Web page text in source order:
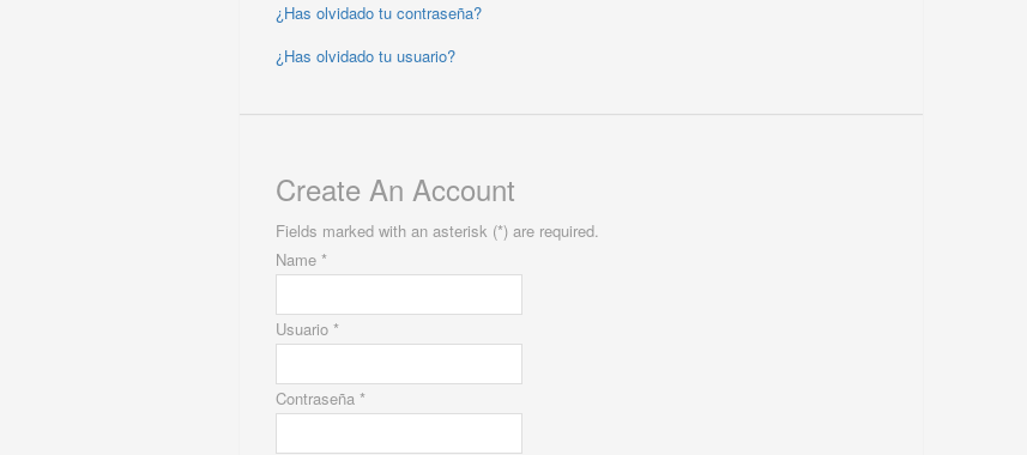
¿Has olvidado tu contraseña?
¿Has olvidado tu usuario?
Create An Account
Fields marked with an asterisk (*) are required.
Name *
Usuario *
Contraseña *